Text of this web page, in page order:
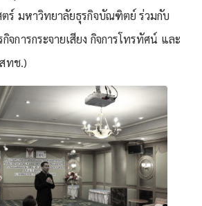
ร์ มหาวิทยาลัยธุรกิจบัณฑิตย์ ร่วมกับ
จการกระจายเสียง กิจการโทรทัศน์ และ
ทช.)